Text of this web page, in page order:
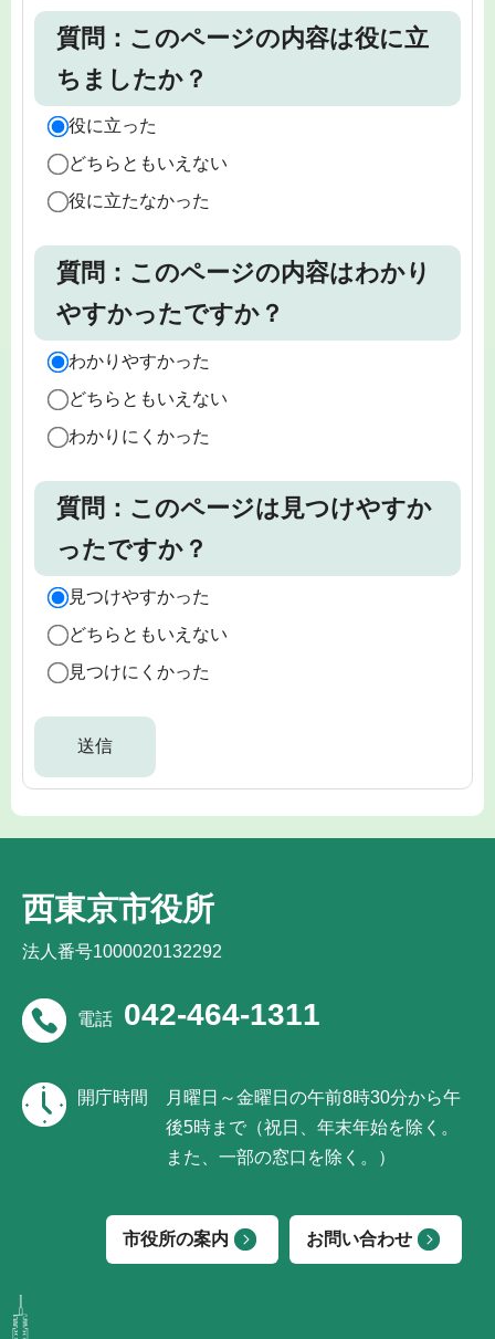
質問：このページの内容は役に立
ちましたか？
役に立った
どちらともいえない
役に立たなかった
質問：このページの内容はわかり
やすかったですか？
わかりやすかった
どちらともいえない
わかりにくかった
質問：このページは見つけやすか
ったですか？
見つけやすかった
どちらともいえない
見つけにくかった
西東京市役所
法人番号1000020132292
電話 042-464-1311
開庁時間
月曜日～金曜日の午前8時30分から午
後5時まで（祝日、年末年始を除く。
また、一部の窓口を除く。）
市役所の案内 お問い合わせ